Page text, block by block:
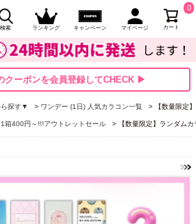
検索 ランキング キャンペーン マイページ カート
0
クーポンを会員登録してCHECK ▶
探す▼ ワンデー (1日) 人気カラコン一覧 【数量限定
箱400円～!!!アウトレットセール 【数量限定】ランダム